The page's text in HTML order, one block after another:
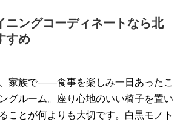
ニングコーディネートなら北
すめ
家族で――食事を楽しみ一日あったこ
グルーム。座り心地のいい椅子を置い
ことが何よりも大切です。白黒モノト